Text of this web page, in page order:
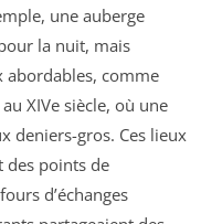
une auberge
la nuit, mais
abordables, comme
XIVe siècle, où une
deniers-gros. Ces lieux
des points de
d’échanges